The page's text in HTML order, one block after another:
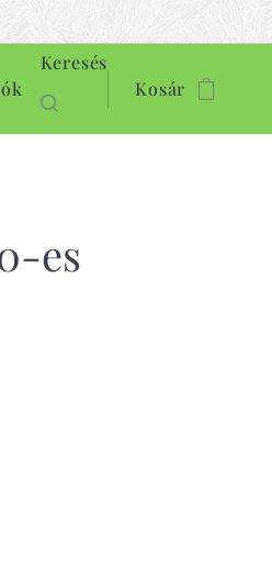
Keresés
Kosár
es